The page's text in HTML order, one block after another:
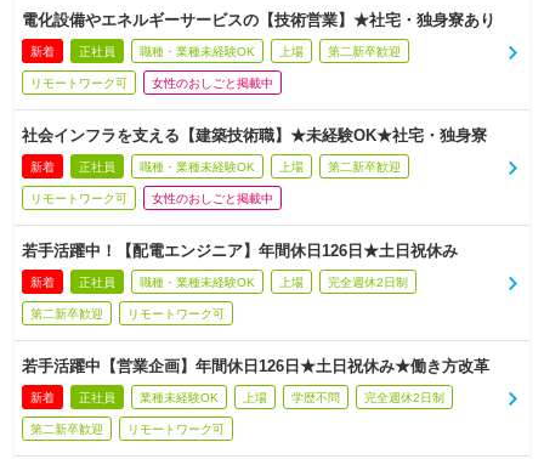
電化設備やエネルギーサービスの【技術営業】★社宅・独身寮あり
新着 正社員 職種・業種未経験OK 上場 第二新卒歓迎
リモートワーク可 女性のおしごと掲載中
社会インフラを支える【建築技術職】★未経験OK★社宅・独身寮
新着 正社員 職種・業種未経験OK 上場 第二新卒歓迎
リモートワーク可 女性のおしごと掲載中
若手活躍中！【配電エンジニア】年間休日126日★土日祝休み
新着 正社員 職種・業種未経験OK 上場 完全週休2日制
第二新卒歓迎 リモートワーク可
若手活躍中【営業企画】年間休日126日★土日祝休み★働き方改革
新着 正社員 業種未経験OK 上場 学歴不問 完全週休2日制
第二新卒歓迎 リモートワーク可